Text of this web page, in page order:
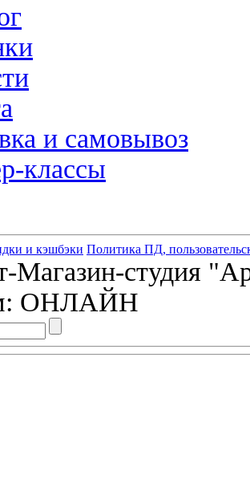
и самовывоз
классы
и кэшбэки Политика ПД,
Магазин-студия
ОНЛАЙН